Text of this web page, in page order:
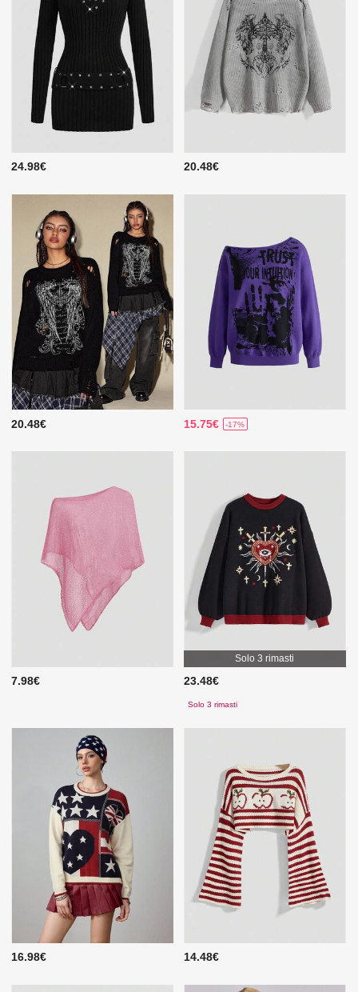
24.98€ 20.48€
20.48€ 15.75€ -17%
7.98€
Solo 3 rimasti
23.48€
Solo 3 rimasti
16.98€ 14.48€